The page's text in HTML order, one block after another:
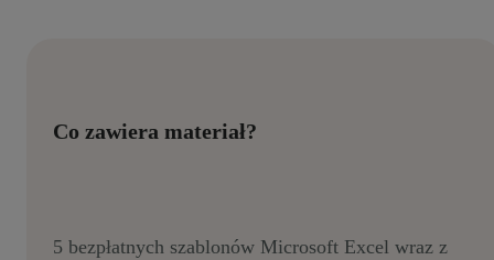
Co zawiera materiał?
5 bezpłatnych szablonów Microsoft Excel wraz z